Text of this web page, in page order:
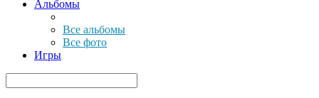
Альбомы
Все альбомы
Все фото
Игры